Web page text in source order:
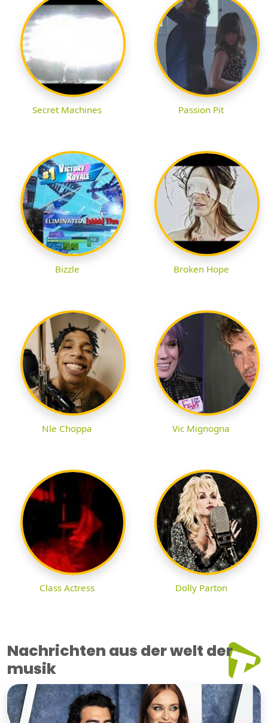
Secret Machines Passion Pit
Bizzle Broken Hope
Nle Choppa Vic Mignogna
Class Actress Dolly Parton
Nachrichten aus der welt der
musik